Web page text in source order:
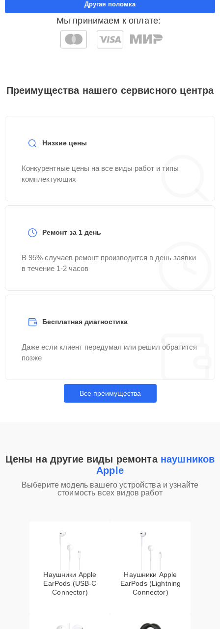
Мы принимаем к оплате:
Другая поломка
Преимущества нашего сервисного центра
Низкие цены
Конкурентные цены на все виды работ и типы
комплектующих
Ремонт за 1 день
В 95% случаев ремонт производится в день заявки
в течение 1-2 часов
Бесплатная диагностика
Даже если клиент передумал или решил обратится
позже
Все преимущества
Цены на другие виды ремонта наушников
Apple
Выберите модель вашего устройства и узнайте
стоимость всех видов работ
Наушники Apple
EarPods (USB-C
Connector)
Наушники Apple
EarPods (Lightning
Connector)